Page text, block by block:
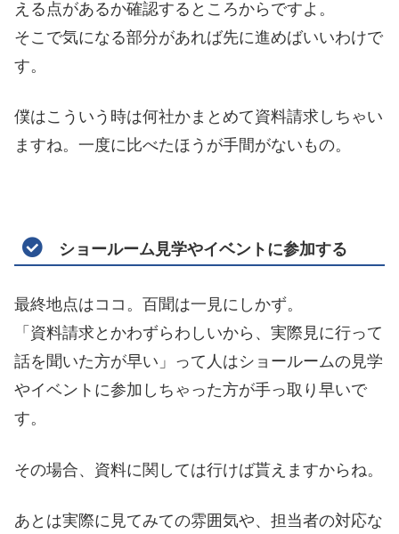
える点があるか確認するところからですよ。
そこで気になる部分があれば先に進めばいいわけで
す。
僕はこういう時は何社かまとめて資料請求しちゃい
ますね。一度に比べたほうが手間がないもの。
ショールーム見学やイベントに参加する
最終地点はココ。百聞は一見にしかず。
「資料請求とかわずらわしいから、実際見に行って
話を聞いた方が早い」って人はショールームの見学
やイベントに参加しちゃった方が手っ取り早いで
す。
その場合、資料に関しては行けば貰えますからね。
あとは実際に見てみての雰囲気や、担当者の対応な